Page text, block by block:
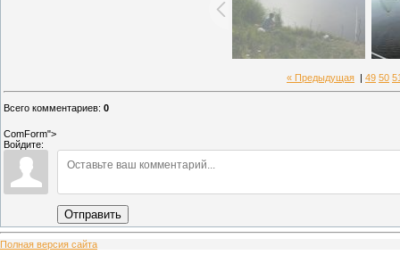
« Предыдущая 49 50
Всего комментариев: 0
ComForm">
Войдите:
Отправить
Полная версия сайта